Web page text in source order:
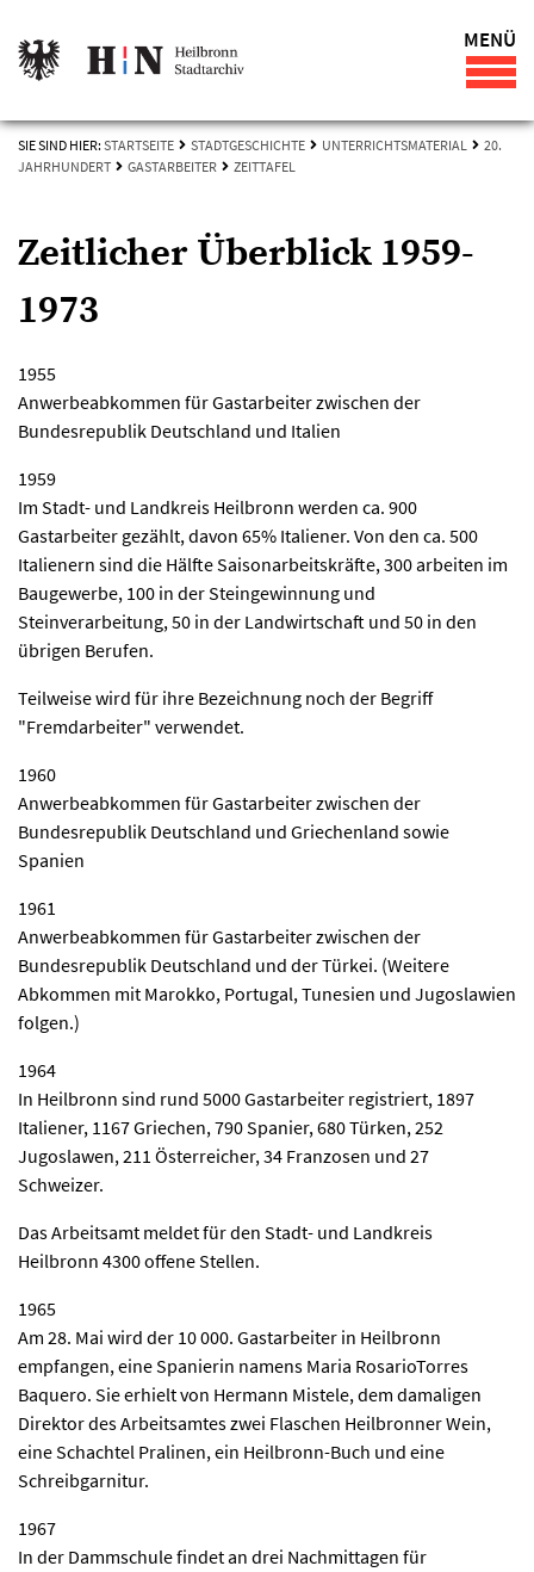
MENÜ
SIE SIND HIER: STARTSEITE STADTGESCHICHTE UNTERRICHTSMATERIAL
20.
JAHRHUNDERT
GASTARBEITER ZEITTAFEL
Zeitlicher Überblick 1959-
1973
1955
Anwerbeabkommen für Gastarbeiter zwischen der
Bundesrepublik Deutschland und Italien
1959
Im Stadt- und Landkreis Heilbronn werden ca. 900
Gastarbeiter gezählt, davon 65% Italiener. Von den ca. 500
Italienern sind die Hälfte Saisonarbeitskräfte, 300 arbeiten im
Baugewerbe, 100 in der Steingewinnung und
Steinverarbeitung, 50 in der Landwirtschaft und 50 in den
übrigen Berufen.
Teilweise wird für ihre Bezeichnung noch der Begriff
"Fremdarbeiter" verwendet.
1960
Anwerbeabkommen für Gastarbeiter zwischen der
Bundesrepublik Deutschland und Griechenland sowie
Spanien
1961
Anwerbeabkommen für Gastarbeiter zwischen der
Bundesrepublik Deutschland und der Türkei. (Weitere
Abkommen mit Marokko, Portugal, Tunesien und Jugoslawien
folgen.)
1964
In Heilbronn sind rund 5000 Gastarbeiter registriert, 1897
Italiener, 1167 Griechen, 790 Spanier, 680 Türken, 252
Jugoslawen, 211 Österreicher, 34 Franzosen und 27
Schweizer.
Das Arbeitsamt meldet für den Stadt- und Landkreis
Heilbronn 4300 offene Stellen.
1965
Am 28. Mai wird der 10 000. Gastarbeiter in Heilbronn
empfangen, eine Spanierin namens Maria RosarioTorres
Baquero. Sie erhielt von Hermann Mistele, dem damaligen
Direktor des Arbeitsamtes zwei Flaschen Heilbronner Wein,
eine Schachtel Pralinen, ein Heilbronn-Buch und eine
Schreibgarnitur.
1967
In der Dammschule findet an drei Nachmittagen für